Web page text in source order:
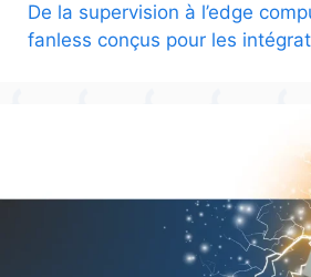
De la supervision à l’edge
fanless conçus pour les